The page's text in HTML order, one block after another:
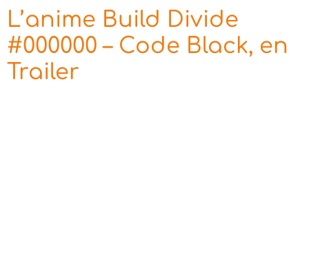
L’anime Build Divide
#000000 – Code Black, en
Trailer